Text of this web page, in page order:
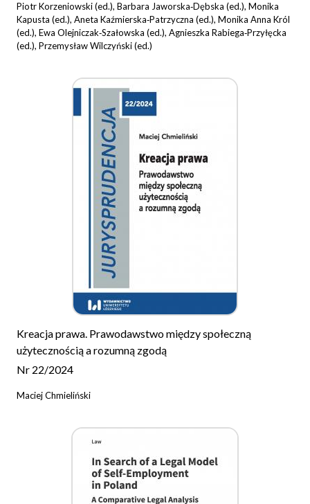
Piotr Korzeniowski (ed.), Barbara Jaworska‑Dębska (ed.), Monika
Kapusta (ed.), Aneta Kaźmierska‑Patrzyczna (ed.), Monika Anna Król
(ed.), Ewa Olejniczak‑Szałowska (ed.), Agnieszka Rabiega‑Przyłęcka
(ed.), Przemysław Wilczyński (ed.)
Kreacja prawa. Prawodawstwo między społeczną
użytecznością a rozumną zgodą
Nr 22/2024
Maciej Chmieliński